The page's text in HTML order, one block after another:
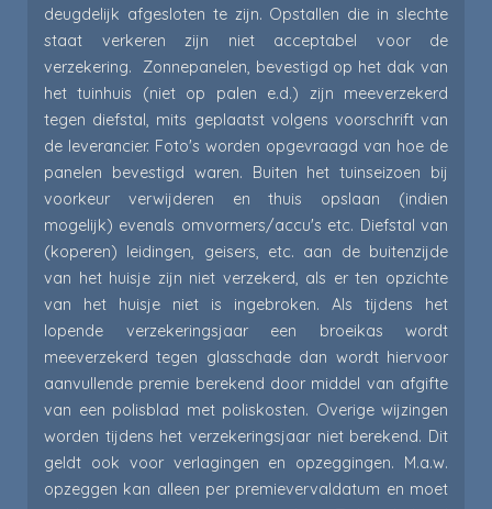
deugdelijk afgesloten te zijn. Opstallen die in slechte
staat verkeren zijn niet acceptabel voor de
verzekering. Zonnepanelen, bevestigd op het dak van
het tuinhuis (niet op palen e.d.) zijn meeverzekerd
tegen diefstal, mits geplaatst volgens voorschrift van
de leverancier. Foto's worden opgevraagd van hoe de
panelen bevestigd waren. Buiten het tuinseizoen bij
voorkeur verwijderen en thuis opslaan (indien
mogelijk) evenals omvormers/accu's etc. Diefstal van
(koperen) leidingen, geisers, etc. aan de buitenzijde
van het huisje zijn niet verzekerd, als er ten opzichte
van het huisje niet is ingebroken. Als tijdens het
lopende verzekeringsjaar een broeikas wordt
meeverzekerd tegen glasschade dan wordt hiervoor
aanvullende premie berekend door middel van afgifte
van een polisblad met poliskosten. Overige wijzingen
worden tijdens het verzekeringsjaar niet berekend. Dit
geldt ook voor verlagingen en opzeggingen. M.a.w.
opzeggen kan alleen per premievervaldatum en moet